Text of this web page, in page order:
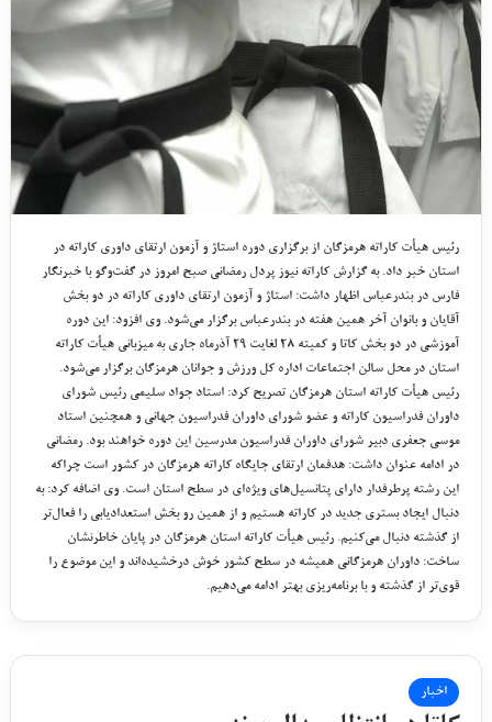
رئیس هیأت کاراته هرمزگان از برگزارى دوره استاژ و آزمون ارتقاى داورى کاراته در
استان خبر داد. به گزارش کاراته نیوز پردل رمضانى صبح امروز در گفت‌وگو با خبرنگار
فارس در بندرعباس اظهار داشت: استاژ و آزمون ارتقاى داورى کاراته در دو بخش
آقایان و بانوان آخر همین هفته در بندرعباس برگزار مى‌شود. وى افزود: این دوره
آموزشى در دو بخش کاتا و کمیته ۲۸ لغایت ۲۹ آذرماه جارى به میزبانى هیأت کاراته
استان در محل سالن اجتماعات اداره کل ورزش و جوانان هرمزگان برگزار مى‌شود.
رئیس هیأت کاراته استان هرمزگان تصریح کرد: استاد جواد سلیمى رئیس شوراى
داوران فدراسیون کاراته و عضو شوراى داوران فدراسیون جهانى و همچنین استاد
موسى جعفرى دبیر شوراى داوران فدراسیون مدرسین این دوره خواهند بود. رمضانى
در ادامه عنوان داشت: هدفمان ارتقاى جایگاه کاراته هرمزگان در کشور است چراکه
این رشته پرطرفدار داراى پتانسیل‌هاى ویژه‌اى در سطح استان است. وى اضافه کرد: به
دنبال ایجاد بسترى جدید در کاراته هستیم و از همین رو بخش استعدادیابى را فعال‌تر
از گذشته دنبال مى‌کنیم. رئیس هیأت کاراته استان هرمزگان در پایان خاطرنشان
ساخت: داوران هرمزگانى همیشه در سطح کشور خوش درخشیده‌اند و این موضوع را
قوى‌تر از گذشته و با برنامه‌ریزى بهتر ادامه مى‌دهیم.
اخبار